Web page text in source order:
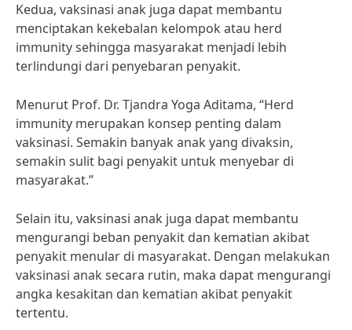
Kedua, vaksinasi anak juga dapat membantu
menciptakan kekebalan kelompok atau herd
immunity sehingga masyarakat menjadi lebih
terlindungi dari penyebaran penyakit.
Menurut Prof. Dr. Tjandra Yoga Aditama, “Herd
immunity merupakan konsep penting dalam
vaksinasi. Semakin banyak anak yang divaksin,
semakin sulit bagi penyakit untuk menyebar di
masyarakat.”
Selain itu, vaksinasi anak juga dapat membantu
mengurangi beban penyakit dan kematian akibat
penyakit menular di masyarakat. Dengan melakukan
vaksinasi anak secara rutin, maka dapat mengurangi
angka kesakitan dan kematian akibat penyakit
tertentu.